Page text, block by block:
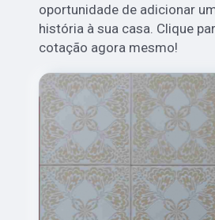
oportunidade de adicionar
história à sua casa. Clique
cotação agora mesmo!